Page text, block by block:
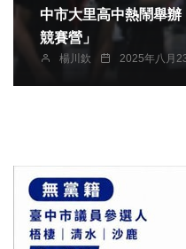
中市大里高中熱鬧舉
競賽營」
楊川欽 2025年八月